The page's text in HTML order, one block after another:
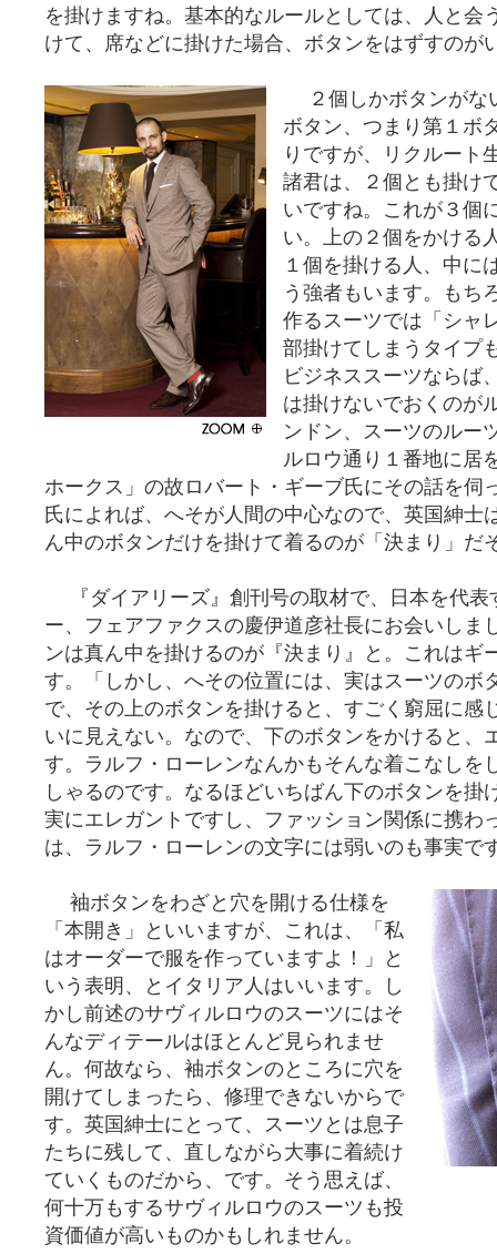
を掛けますね。基本的なルールとしては、人と会
けて、席などに掛けた場合、ボタンをはずすのが
２個しかボタンがな
ボタン、つまり第１ボ
りですが、リクルート
諸君は、２個とも掛け
いですね。これが３個
い。上の２個をかける
１個を掛ける人、中に
う強者もいます。もち
作るスーツでは「シャ
部掛けてしまうタイプ
ビジネススーツならば
は掛けないでおくのが
ンドン、スーツのルー
ルロウ通り１番地に居
ホークス」の故ロバート・ギーブ氏にその話を伺
氏によれば、へそが人間の中心なので、英国紳士
ん中のボタンだけを掛けて着るのが「決まり」だ
『ダイアリーズ』創刊号の取材で、日本を代表
ー、フェアファクスの慶伊道彦社長にお会いしま
ンは真ん中を掛けるのが『決まり』と。これはギ
す。「しかし、へその位置には、実はスーツのボ
で、その上のボタンを掛けると、すごく窮屈に感
いに見えない。なので、下のボタンをかけると、
す。ラルフ・ローレンなんかもそんな着こなしを
しゃるのです。なるほどいちばん下のボタンを掛
実にエレガントですし、ファッション関係に携わ
は、ラルフ・ローレンの文字には弱いのも事実で
袖ボタンをわざと穴を開ける仕様を
「本開き」といいますが、これは、「私
はオーダーで服を作っていますよ！」と
いう表明、とイタリア人はいいます。し
かし前述のサヴィルロウのスーツにはそ
んなディテールはほとんど見られませ
ん。何故なら、袖ボタンのところに穴を
開けてしまったら、修理できないからで
す。英国紳士にとって、スーツとは息子
たちに残して、直しながら大事に着続け
ていくものだから、です。そう思えば、
何十万もするサヴィルロウのスーツも投
資価値が高いものかもしれません。